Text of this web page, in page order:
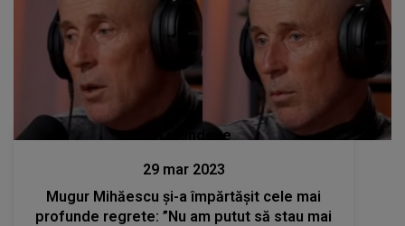
Stiri mondene
29 mar 2023
Mugur Mihăescu și-a împărtășit cele mai
profunde regrete: ”Nu am putut să stau mai